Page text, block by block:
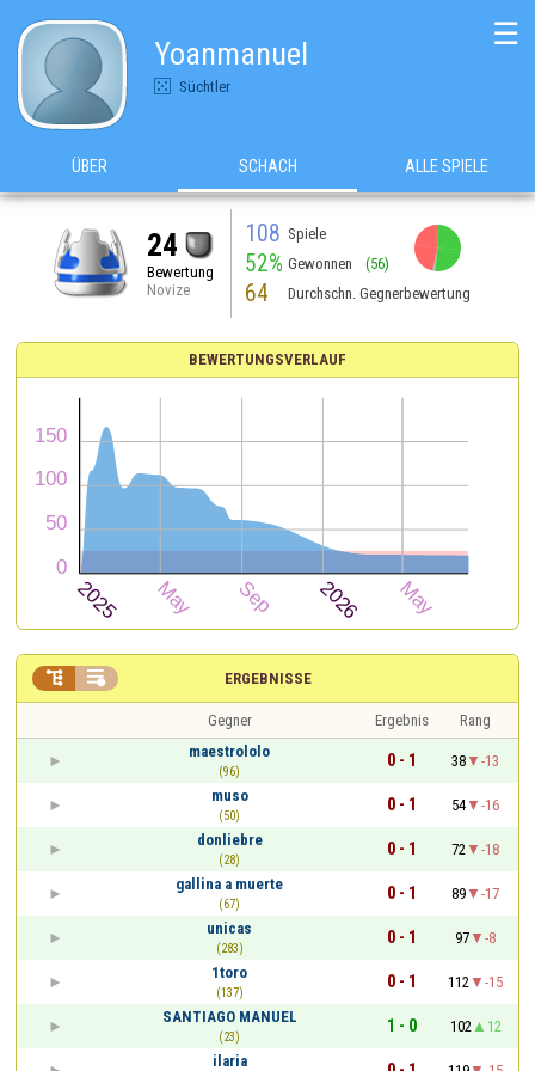
Yoanmanuel
Süchtler
☰
ÜBER SCHACH ALLE SPIELE
24
Bewertung
Novize
108 Spiele
52% Gewonnen (56)
64 Durchschn. Gegnerbewertung
BEWERTUNGSVERLAUF
ERGEBNISSE
 
Gegner Ergebnis
Rang
maestrololo
(96)
0 - 1 38
-13
muso
(50)
0 - 1 54
-16
donliebre
(28)
0 - 1 72
-18
gallina a muerte
(67)
0 - 1 89
-17
unicas
(283)
0 - 1 97
-8
1toro
(137)
0 - 1 112
-15
SANTIAGO MANUEL
(23)
1 - 0 102
12
ilaria